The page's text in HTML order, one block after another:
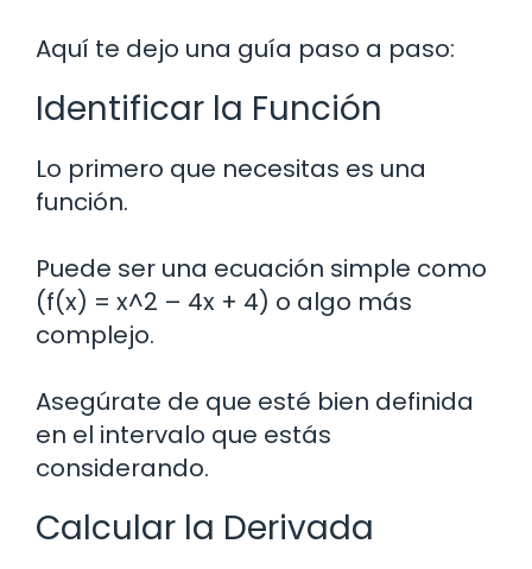
Aquí te dejo una guía paso a paso:
Identificar la Función
Lo primero que necesitas es una
función.
Puede ser una ecuación simple como
(f(x) = x^2 – 4x + 4) o algo más
complejo.
Asegúrate de que esté bien definida
en el intervalo que estás
considerando.
Calcular la Derivada